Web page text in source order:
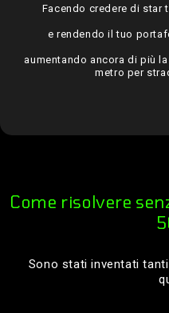
Facendo credere di
e rendendo il tuo
aumentando ancora di più
metro per
Come risolvere
Sono stati inventati